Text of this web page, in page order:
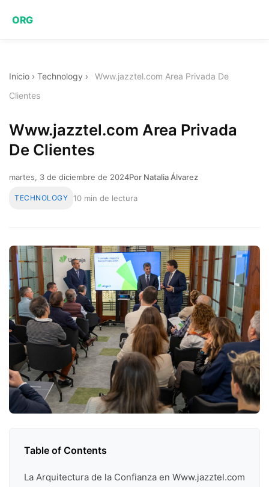
ORG
Inicio › Technology ›
Www.jazztel.com Area Privada De
Clientes
Www.jazztel.com Area Privada
De Clientes
martes, 3 de diciembre de 2024Por Natalia Álvarez
TECHNOLOGY 10 min de lectura
Table of Contents
La Arquitectura de la Confianza en Www.jazztel.com